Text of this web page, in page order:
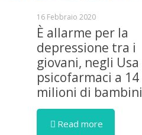
16 Febbraio 2020
È allarme per la
depressione tra i
giovani, negli Usa
psicofarmaci a 14
milioni di bambini
Read more